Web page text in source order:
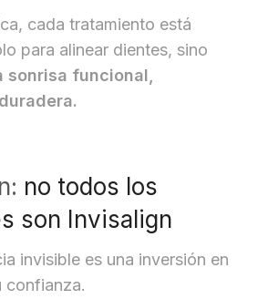
cada tratamiento está
para alinear dientes, sino
sonrisa funcional,
no todos los
son Invisalign
invisible es una inversión en
confianza.